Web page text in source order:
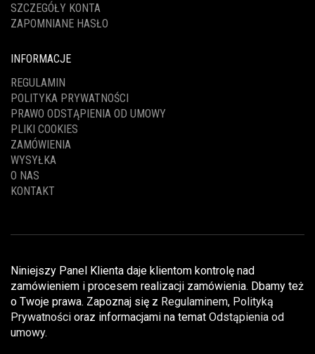
SZCZEGÓŁY KONTA
ZAPOMNIANE HASŁO
INFORMACJE
REGULAMIN
POLITYKA PRYWATNOŚCI
PRAWO ODSTĄPIENIA OD UMOWY
PLIKI COOKIES
ZAMÓWIENIA
WYSYŁKA
O NAS
KONTAKT
Niniejszy Panel Klienta daje klientom kontrolę nad
zamówieniem i procesem realizacji zamówienia. Dbamy też
o Twoje prawa. Zapoznaj się z Regulaminem, Polityką
Prywatności oraz informacjami na temat Odstąpienia od
umowy.